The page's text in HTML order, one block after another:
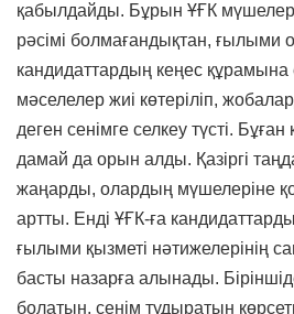
қабылдайды. Бұрын ҰҒК
рәсімі болмағандықтан, ғылыми
кандидаттардың кеңес құрамына
мәселелер жиі көтеріліп,
деген сенімге селкеу түсті.
дамай да орын алды. Қазіргі
жаңарды, олардың мүшелеріне
артты. Енді ҰҒК-ға кандидаттарды
ғылыми қызметі нәтижелерінің
басты назарға алынады.
болатын, сенім тудыратын